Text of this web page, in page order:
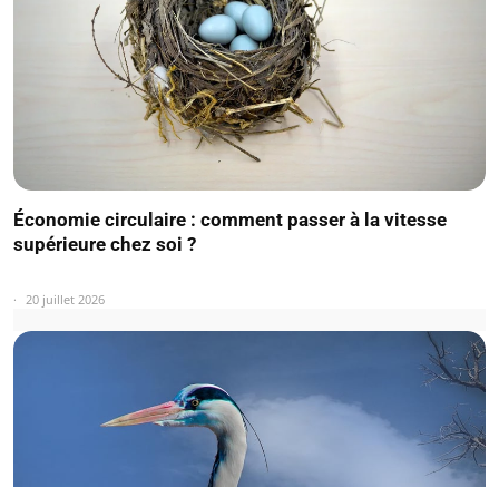
Économie circulaire : comment passer à la vitesse
supérieure chez soi ?
20 juillet 2026